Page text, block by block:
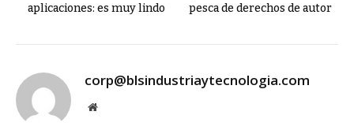
aplicaciones: es muy lindo
pesca de derechos de autor
corp@blsindustriaytecnologia.com
Website